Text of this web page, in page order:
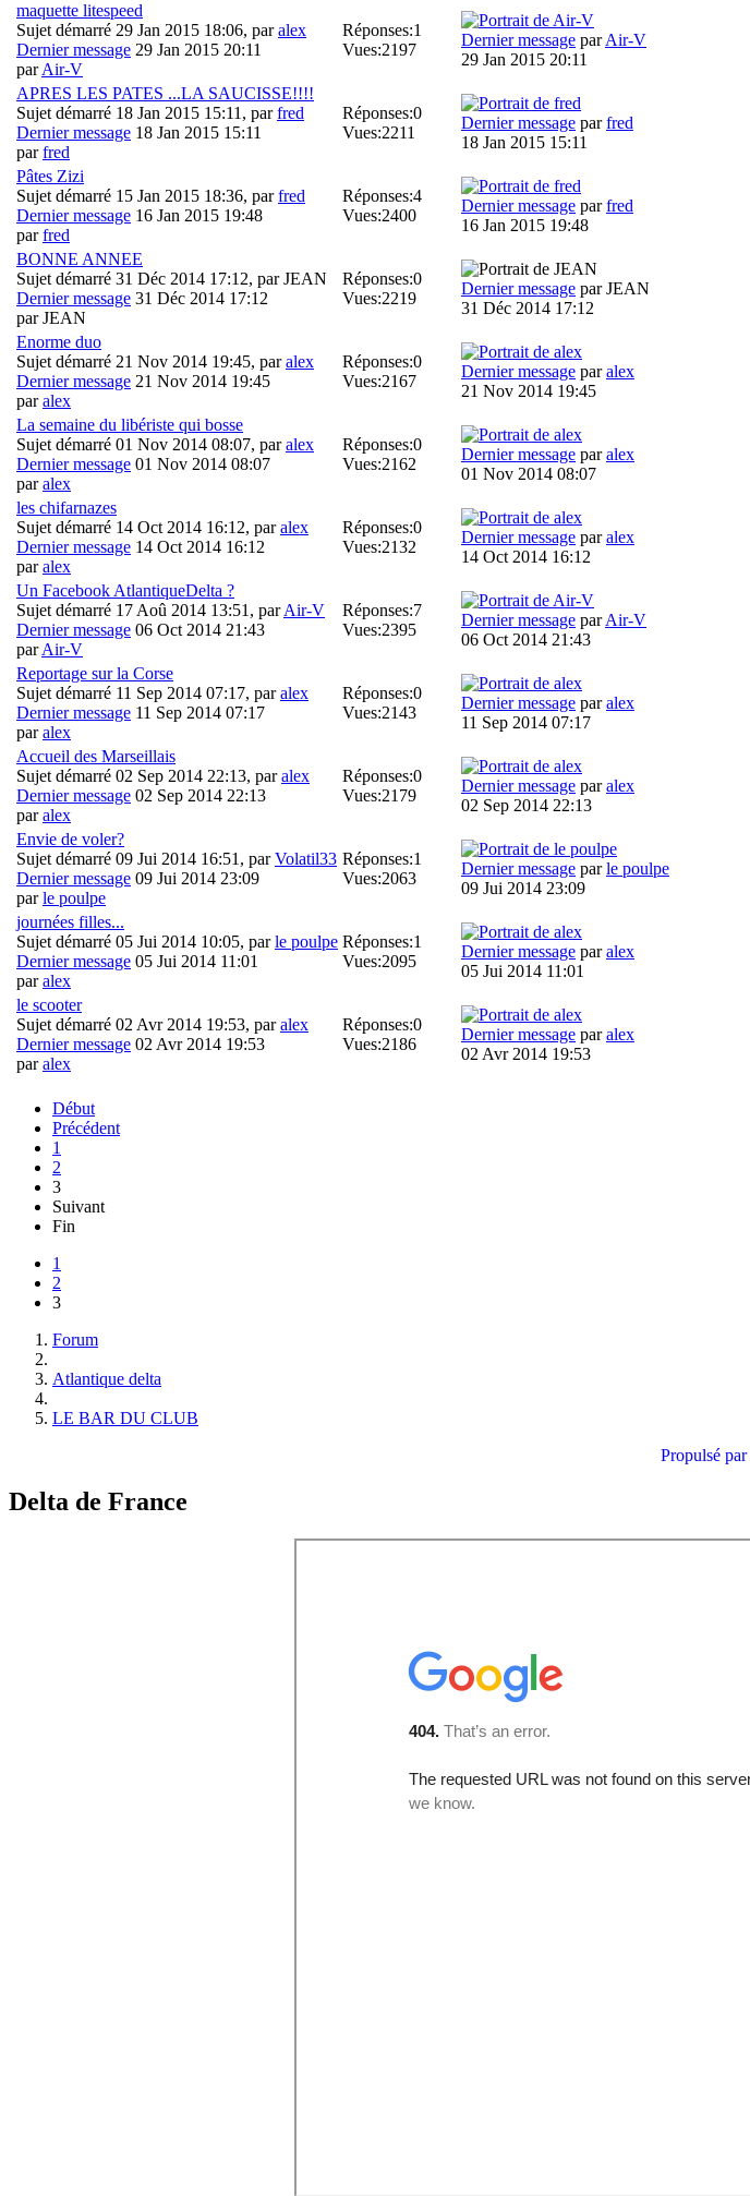
maquette litespeed
Sujet démarré 29 Jan 2015 18:06, paralex
Dernier message 29 Jan 2015 20:11
parAir-V
Réponses:1
Vues:2197
Dernier message parAir-V
29 Jan 2015 20:11
APRES LES PATES ...LA SAUCISSE!!!!
Sujet démarré 18 Jan 2015 15:11, parfred
Dernier message 18 Jan 2015 15:11
parfred
Réponses:0
Vues:2211
Dernier message parfred
18 Jan 2015 15:11
Pâtes Zizi
Sujet démarré 15 Jan 2015 18:36, parfred
Dernier message 16 Jan 2015 19:48
parfred
Réponses:4
Vues:2400
Dernier message parfred
16 Jan 2015 19:48
BONNE ANNEE
Sujet démarré 31 Déc 2014 17:12, parJEAN
Dernier message 31 Déc 2014 17:12
parJEAN
Réponses:0
Vues:2219
Dernier message parJEAN
31 Déc 2014 17:12
Enorme duo
Sujet démarré 21 Nov 2014 19:45, paralex
Dernier message 21 Nov 2014 19:45
paralex
Réponses:0
Vues:2167
Dernier message paralex
21 Nov 2014 19:45
La semaine du libériste qui bosse
Sujet démarré 01 Nov 2014 08:07, paralex
Dernier message 01 Nov 2014 08:07
paralex
Réponses:0
Vues:2162
Dernier message paralex
01 Nov 2014 08:07
les chifarnazes
Sujet démarré 14 Oct 2014 16:12, paralex
Dernier message 14 Oct 2014 16:12
paralex
Réponses:0
Vues:2132
Dernier message paralex
14 Oct 2014 16:12
Un Facebook AtlantiqueDelta ?
Sujet démarré 17 Aoû 2014 13:51, parAir-V
Dernier message 06 Oct 2014 21:43
parAir-V
Réponses:7
Vues:2395
Dernier message parAir-V
06 Oct 2014 21:43
Reportage sur la Corse
Sujet démarré 11 Sep 2014 07:17, paralex
Dernier message 11 Sep 2014 07:17
paralex
Réponses:0
Vues:2143
Dernier message paralex
11 Sep 2014 07:17
Accueil des Marseillais
Sujet démarré 02 Sep 2014 22:13, paralex
Dernier message 02 Sep 2014 22:13
paralex
Réponses:0
Vues:2179
Dernier message paralex
02 Sep 2014 22:13
Envie de voler?
Sujet démarré 09 Jui 2014 16:51, parVolatil33
Dernier message 09 Jui 2014 23:09
parle poulpe
Réponses:1
Vues:2063
Dernier message parle poulpe
09 Jui 2014 23:09
journées filles...
Sujet démarré 05 Jui 2014 10:05, parle poulpe
Dernier message 05 Jui 2014 11:01
paralex
Réponses:1
Vues:2095
Dernier message paralex
05 Jui 2014 11:01
le scooter
Sujet démarré 02 Avr 2014 19:53, paralex
Dernier message 02 Avr 2014 19:53
paralex
Réponses:0
Vues:2186
Dernier message paralex
02 Avr 2014 19:53
Début
Précédent
1
2
3
Suivant
Fin
1
2
3
Forum
Atlantique delta
LE BAR DU CLUB
Propulsé par
Delta de France